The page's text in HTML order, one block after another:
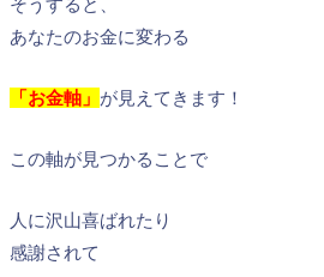
そうすると、
あなたのお金に変わる
「お金軸」 が見えてきます！
この軸が見つかることで
人に沢山喜ばれたり
感謝されて